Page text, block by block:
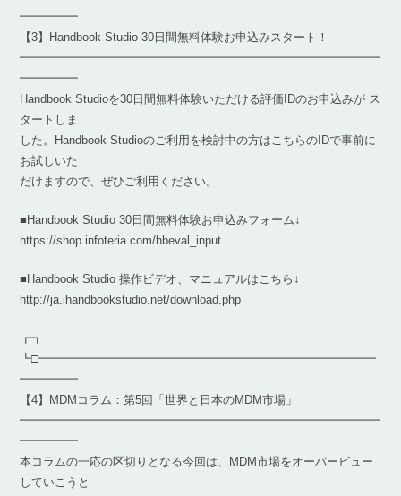
━━━━━
【3】Handbook Studio 30日間無料体験お申込みスタート！
━━━━━━━━━━━━━━━━━━━━━━━━━━━━━━━
━━━━━
Handbook Studioを30日間無料体験いただける評価IDのお申込みが ス
タートしま
した。Handbook Studioのご利用を検討中の方はこちらのIDで事前に
お試しいた
だけますので、ぜひご利用ください。
■Handbook Studio 30日間無料体験お申込みフォーム↓
https://shop.infoteria.com/hbeval_input
■Handbook Studio 操作ビデオ、マニュアルはこちら↓
http://ja.ihandbookstudio.net/download.php
┏┓
┗□━━━━━━━━━━━━━━━━━━━━━━━━━━━━━
━━━━━
【4】MDMコラム：第5回「世界と日本のMDM市場」
━━━━━━━━━━━━━━━━━━━━━━━━━━━━━━━
━━━━━
本コラムの一応の区切りとなる今回は、MDM市場をオーバービュー
していこうと